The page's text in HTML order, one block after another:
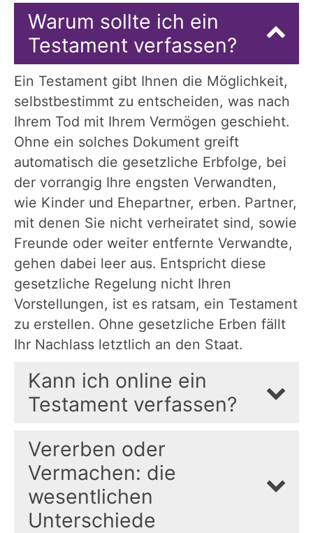
Warum sollte ich ein
Testament verfassen?
Ein Testament gibt Ihnen die Möglichkeit,
selbstbestimmt zu entscheiden, was nach
Ihrem Tod mit Ihrem Vermögen geschieht.
Ohne ein solches Dokument greift
automatisch die gesetzliche Erbfolge, bei
der vorrangig Ihre engsten Verwandten,
wie Kinder und Ehepartner, erben. Partner,
mit denen Sie nicht verheiratet sind, sowie
Freunde oder weiter entfernte Verwandte,
gehen dabei leer aus. Entspricht diese
gesetzliche Regelung nicht Ihren
Vorstellungen, ist es ratsam, ein Testament
zu erstellen. Ohne gesetzliche Erben fällt
Ihr Nachlass letztlich an den Staat.
Kann ich online ein
Testament verfassen?
Vererben oder
Vermachen: die
wesentlichen
Unterschiede